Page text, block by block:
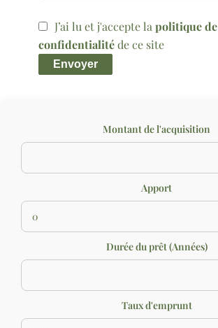
J’ai lu et j'accepte la politique de
confidentialitéde ce site
Envoyer
Montant de l'acquisition
Apport
Durée du prêt (Années)
Taux d'emprunt